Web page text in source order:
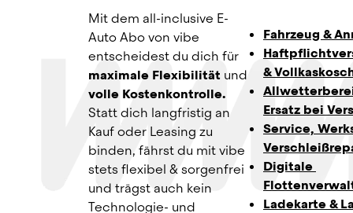
Mit dem all-inclusive E-
Auto Abo von vibe
maximale Flexibilität
volle Kostenkontrolle.
Statt dich langfristig an
Kauf oder Leasing zu
binden, fährst du mit vibe
stets flexibel & sorgenfrei
und trägst auch kein
Technologie- und
Fahrzeug &
&
Ersatz bei
Service,
Digitale
Ladekarte &